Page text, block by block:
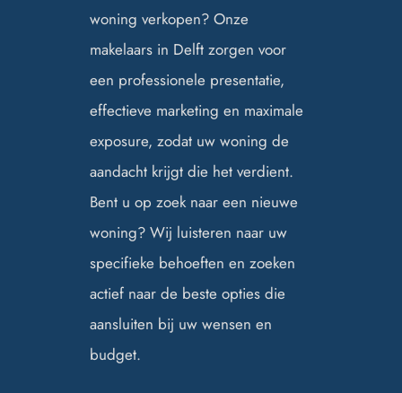
woning verkopen? Onze
makelaars in Delft zorgen voor
een professionele presentatie,
effectieve marketing en maximale
exposure, zodat uw woning de
aandacht krijgt die het verdient.
Bent u op zoek naar een nieuwe
woning? Wij luisteren naar uw
specifieke behoeften en zoeken
actief naar de beste opties die
aansluiten bij uw wensen en
budget.